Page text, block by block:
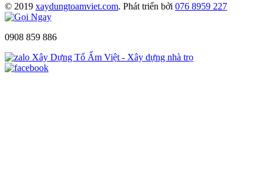
© 2019 xaydungtoamviet.com. Phát triển bởi 076 8959 227
0908 859 886